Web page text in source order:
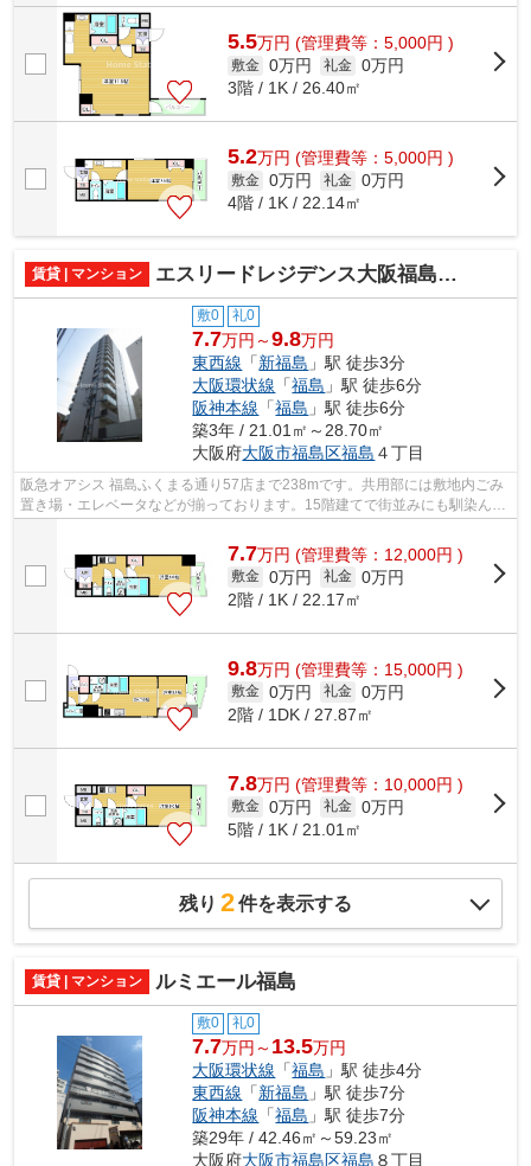
5.5万円 (管理費等：5,000円 )
敷金 0万円 礼金 0万円
3階 / 1K / 26.40㎡
5.2万円 (管理費等：5,000円 )
敷金 0万円 礼金 0万円
4階 / 1K / 22.14㎡
賃貸 | マンション エスリードレジデンス大阪福島フロント
敷0 礼0
7.7万円～9.8万円
東西線 「新福島 」駅 徒歩3分
大阪環状線 「福島 」駅 徒歩6分
阪神本線 「福島 」駅 徒歩6分
築3年 / 21.01㎡～28.70㎡
大阪府大阪市福島区福島 ４丁目
阪急オアシス 福島ふくまる通り57店まで238mです。共用部には敷地内ごみ
置き場・エレベータなどが揃っております。15階建てで街並みにも馴染んだ
7.7万円 (管理費等：12,000円 )
敷金 0万円 礼金 0万円
2階 / 1K / 22.17㎡
9.8万円 (管理費等：15,000円 )
敷金 0万円 礼金 0万円
2階 / 1DK / 27.87㎡
7.8万円 (管理費等：10,000円 )
敷金 0万円 礼金 0万円
5階 / 1K / 21.01㎡
残り 2件を表示する
賃貸 | マンション ルミエール福島
敷0 礼0
7.7万円～ 13.5万円
大阪環状線 「福島 」駅 徒歩4分
東西線 「新福島 」駅 徒歩7分
阪神本線 「福島 」駅 徒歩7分
築29年 / 42.46㎡～59.23㎡
大阪府大阪市福島区福島 ８丁目